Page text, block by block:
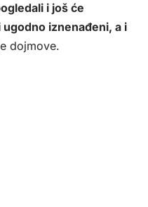
i još će
iznenađeni, a i
dojmove.